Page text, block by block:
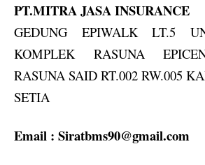
PT.MITRA JASA INSURANCE
GEDUNG EPIWALK LT.5
KOMPLEK RASUNA
RASUNA SAID RT.002 RW.005
SETIA
Email : Siratbms90@gmail.com